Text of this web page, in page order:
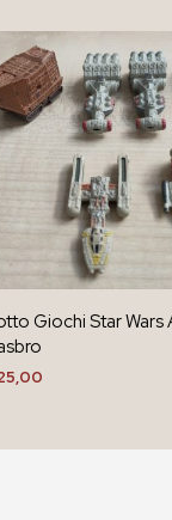
Giochi Star Wars